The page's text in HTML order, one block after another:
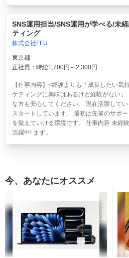
SNS運用担当/SNS運用が学べる/未
ティング
株式会社FFU
東京都
正社員：時給1,700円～2,300円
【仕事内容】<経験よりも「成長したい気
ケティングに興味はあるけど経験がない」
な方も安心してください。 現在活躍して
スタートしています。 最初は先輩のサポ
を覚えていける環境です。 仕事内容 未経
活躍中! まず...
今、あなたにオススメ